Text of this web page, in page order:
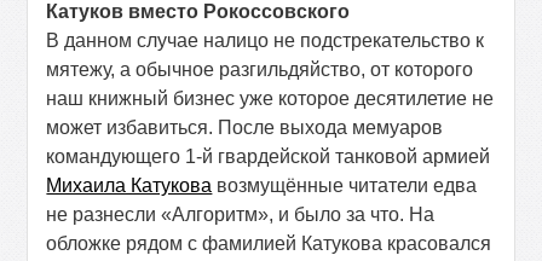
Катуков вместо Рокоссовского
В данном случае налицо не подстрекательство к
мятежу, а обычное разгильдяйство, от которого
наш книжный бизнес уже которое десятилетие не
может избавиться. После выхода мемуаров
командующего 1-й гвардейской танковой армией
Михаила Катукова возмущённые читатели едва
не разнесли «Алгоритм», и было за что. На
обложке рядом с фамилией Катукова красовался